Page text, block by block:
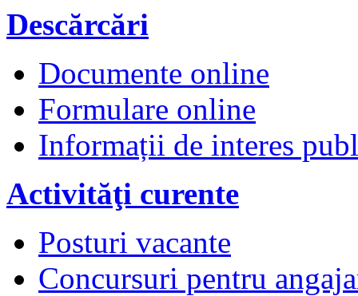
Descărcări
Documente online
Formulare online
Informații de interes
Activităţi curente
Posturi vacante
Concursuri pentru